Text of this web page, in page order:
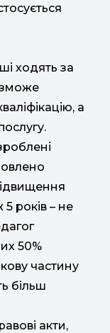
ходять за
зможе
а
5 років – не
50%
частину
більш
акти,